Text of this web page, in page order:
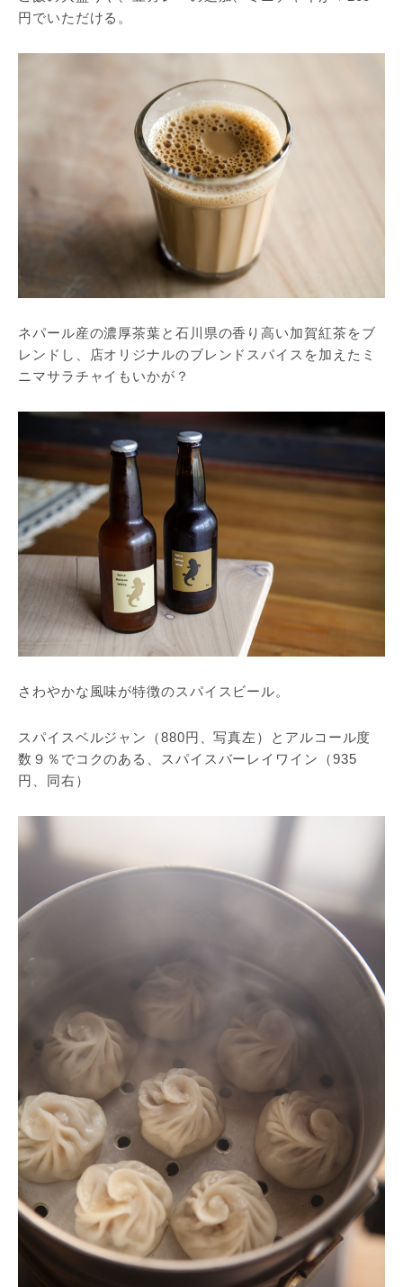
円でいただける。
ネパール産の濃厚茶葉と石川県の香り高い加賀紅茶をブ
レンドし、店オリジナルのブレンドスパイスを加えたミ
ニマサラチャイもいかが？
さわやかな風味が特徴のスパイスビール。
スパイスベルジャン（880円、写真左）とアルコール度
数９％でコクのある、スパイスバーレイワイン（935
円、同右）